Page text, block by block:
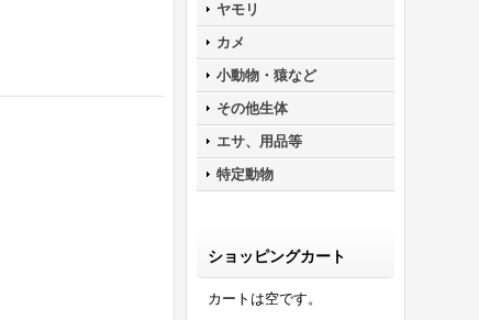
ヤモリ
カメ
小動物・猿など
その他生体
エサ、用品等
特定動物
ショッピングカート
カートは空です。